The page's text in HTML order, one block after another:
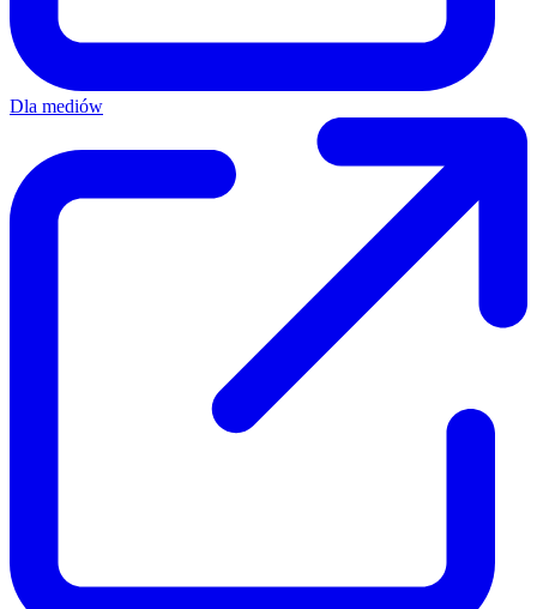
Dla mediów